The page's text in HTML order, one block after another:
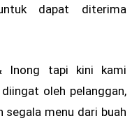
dapat diterima
Inong tapi kini kami
oleh pelanggan,
segala menu dari buah